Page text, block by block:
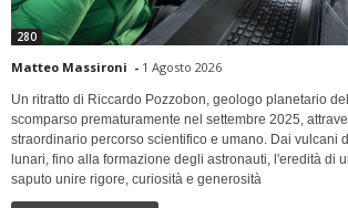
280
Matteo Massironi - 1 Agosto 2026
Un ritratto di Riccardo Pozzobon, geologo planetario
scomparso prematuramente nel settembre 2025,
straordinario percorso scientifico e umano. Dai vulcani
lunari, fino alla formazione degli astronauti, l'eredità di
saputo unire rigore, curiosità e generosità